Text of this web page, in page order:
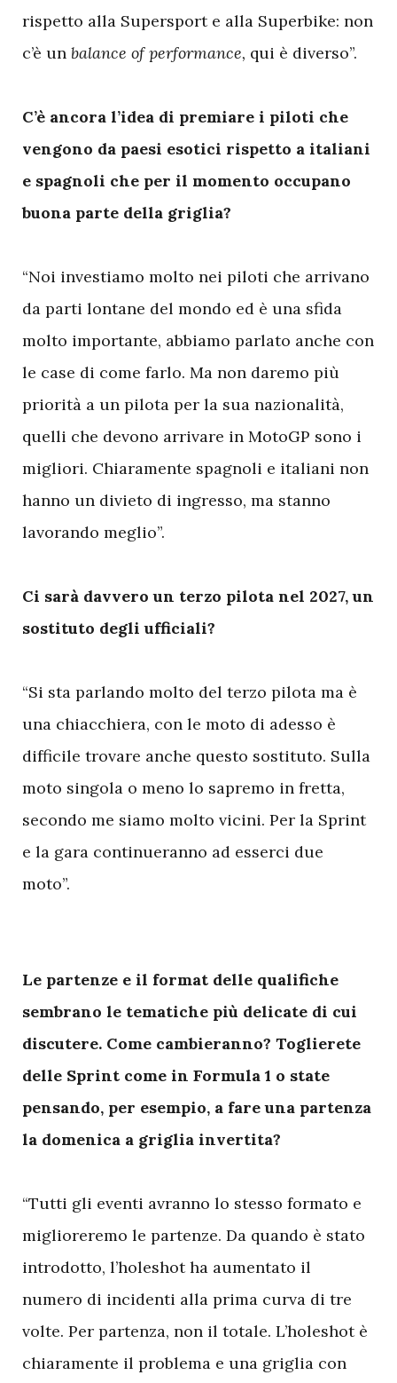
rispetto alla Supersport e alla Superbike: non
c’è un balance of performance, qui è diverso”.
C’è ancora l’idea di premiare i piloti che
vengono da paesi esotici rispetto a italiani
e spagnoli che per il momento occupano
buona parte della griglia?
“Noi investiamo molto nei piloti che arrivano
da parti lontane del mondo ed è una sfida
molto importante, abbiamo parlato anche con
le case di come farlo. Ma non daremo più
priorità a un pilota per la sua nazionalità,
quelli che devono arrivare in MotoGP sono i
migliori. Chiaramente spagnoli e italiani non
hanno un divieto di ingresso, ma stanno
lavorando meglio”.
Ci sarà davvero un terzo pilota nel 2027, un
sostituto degli ufficiali?
“Si sta parlando molto del terzo pilota ma è
una chiacchiera, con le moto di adesso è
difficile trovare anche questo sostituto. Sulla
moto singola o meno lo sapremo in fretta,
secondo me siamo molto vicini. Per la Sprint
e la gara continueranno ad esserci due
moto”.
Le partenze e il format delle qualifiche
sembrano le tematiche più delicate di cui
discutere. Come cambieranno? Toglierete
delle Sprint come in Formula 1 o state
pensando, per esempio, a fare una partenza
la domenica a griglia invertita?
“Tutti gli eventi avranno lo stesso formato e
miglioreremo le partenze. Da quando è stato
introdotto, l’holeshot ha aumentato il
numero di incidenti alla prima curva di tre
volte. Per partenza, non il totale. L’holeshot è
chiaramente il problema e una griglia con